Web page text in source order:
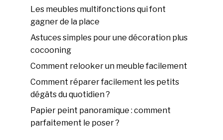
Les meubles multifonctions qui font
gagner de la place
Astuces simples pour une décoration plus
cocooning
Comment relooker un meuble facilement
Comment réparer facilement les petits
dégâts du quotidien ?
Papier peint panoramique : comment
parfaitement le poser ?